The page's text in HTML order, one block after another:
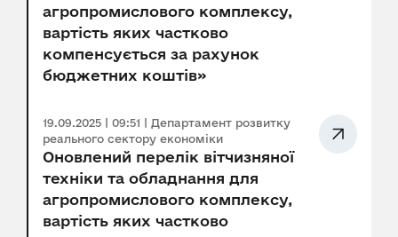
агропромислового комплексу,
вартість яких частково
компенсується за рахунок
бюджетних коштів»
19.09.2025 | 09:51 | Департамент розвитку
реального сектору економіки
Оновлений перелік вітчизняної
техніки та обладнання для
агропромислового комплексу,
вартість яких частково